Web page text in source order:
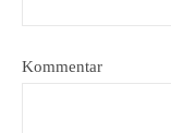
Kommentar